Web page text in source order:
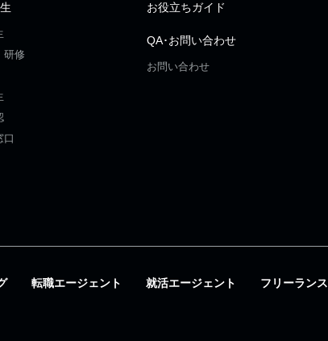
研修
口
お役立ちガイド
QA･お問い合わせ
お問い合わせ
転職エージェント 就活エージェント フリーランス